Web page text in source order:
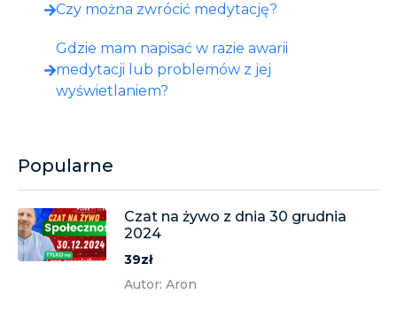
Czy można zwrócić medytację?
Gdzie mam napisać w razie awarii
medytacji lub problemów z jej
wyświetlaniem?
Popularne
Czat na żywo z dnia 30 grudnia
2024
39zł
Autor: Aron